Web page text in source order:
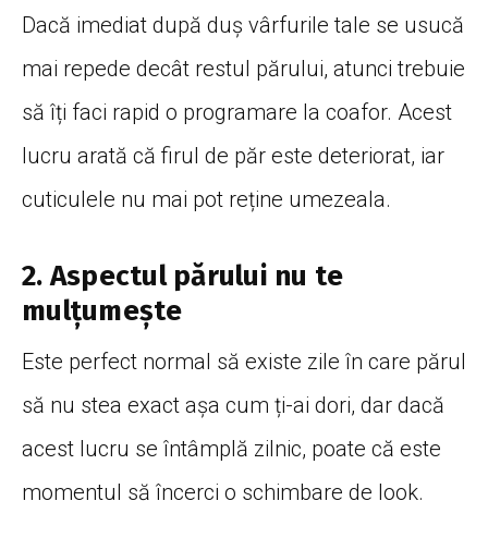
Dacă imediat după duș vârfurile tale se usucă
mai repede decât restul părului, atunci trebuie
să îți faci rapid o programare la coafor. Acest
lucru arată că firul de păr este deteriorat, iar
cuticulele nu mai pot reține umezeala.
2. Aspectul părului nu te
mulțumește
Este perfect normal să existe zile în care părul
să nu stea exact așa cum ți-ai dori, dar dacă
acest lucru se întâmplă zilnic, poate că este
momentul să încerci o schimbare de look.